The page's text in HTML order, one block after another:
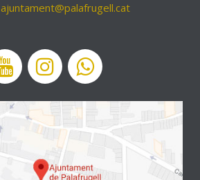
ajuntament@palafrugell.cat